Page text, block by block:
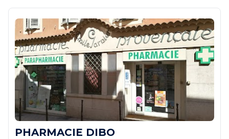
PHARMACIE DIBO